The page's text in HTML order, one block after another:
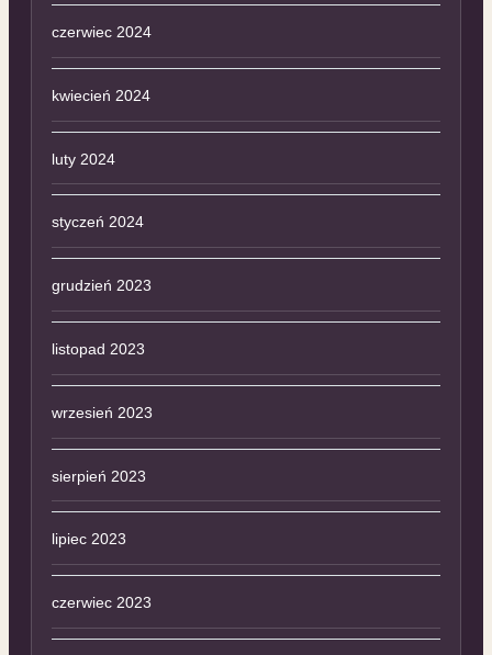
czerwiec 2024
kwiecień 2024
luty 2024
styczeń 2024
grudzień 2023
listopad 2023
wrzesień 2023
sierpień 2023
lipiec 2023
czerwiec 2023